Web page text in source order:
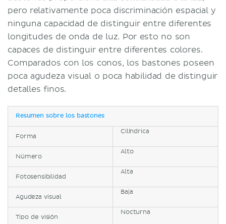
pero relativamente poca discriminación espacial y
ninguna capacidad de distinguir entre diferentes
longitudes de onda de luz. Por esto no son
capaces de distinguir entre diferentes colores.
Comparados con los conos, los bastones poseen
poca agudeza visual o poca habilidad de distinguir
detalles finos.
Resumen sobre los bastones
Forma
Cilíndrica
Número
Alto
Fotosensibilidad
Alta
Agudeza visual
Baja
Tipo de visión
Nocturna